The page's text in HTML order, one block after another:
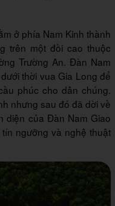
ở phía Nam Kinh thành
trên một đồi cao thuộc
Trường An. Đàn Nam
thời vua Gia Long để
phúc cho dân chúng.
nhưng sau đó đã dời về
diện của Đàn Nam Giao
ngưỡng và nghệ thuật